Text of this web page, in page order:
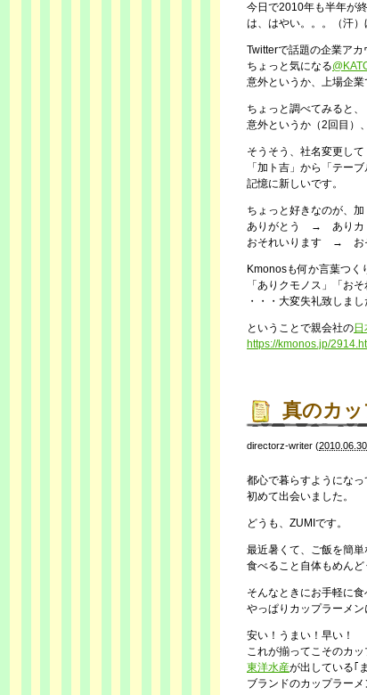
今日で2010年も半年が終
は、はやい。。。（汗）
Twitterで話題の企業アカ
ちょっと気になる
意外というか、上場企業
ちょっと調べてみると、
意外というか（2回目）、
そうそう、社名変更して
「加ト吉」から「テー
記憶に新しいです。
ちょっと好きなのが、加
ありがとう → ありカ
おそれいります → お
Kmonosも何か言葉つく
「ありクモノス」「おそ
・・・大変失礼致しまし
ということで親会社の
https://kmonos.jp/
真のカ
directorz-writer (
都心で暮らすようにな
初めて出会いました。
どうも、ZUMIです。
最近暑くて、ご飯を簡単
食べること自体もめんど
そんなときにお手軽に食
やっぱりカップラーメン
安い！うまい！早い！
これが揃ってこそのカッ
東洋水産が出している｢
ブランドのカップラー